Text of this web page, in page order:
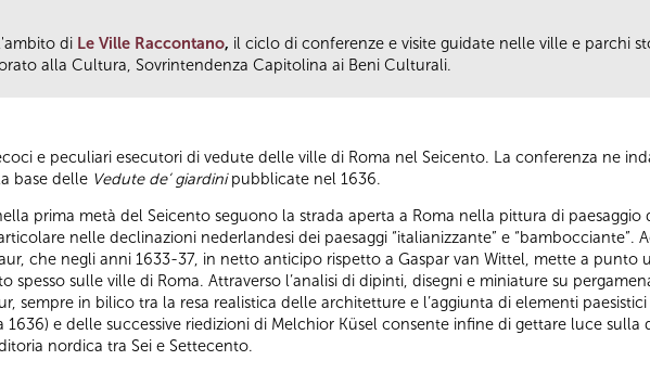
di Le Ville Raccontano, il ciclo di conferenze e visite guidate nelle ville e parchi
alla Cultura, Sovrintendenza Capitolina ai Beni Culturali.
e peculiari esecutori di vedute delle ville di Roma nel Seicento. La conferenza ne
base delle Vedute de’ giardinipubblicate nel 1636.
prima metà del Seicento seguono la strada aperta a Roma nella pittura di paesaggio
nelle declinazioni nederlandesi dei paesaggi “italianizzante” e “bambocciante”.
che negli anni 1633-37, in netto anticipo rispetto a Gaspar van Wittel, mette a punto
sulle ville di Roma. Attraverso l’analisi di dipinti, disegni e miniature su
sempre in bilico tra la resa realistica delle architetture e l’aggiunta di elementi
1636) e delle successive riedizioni di Melchior Küsel consente infine di gettare luce sulla
nordica tra Sei e Settecento.